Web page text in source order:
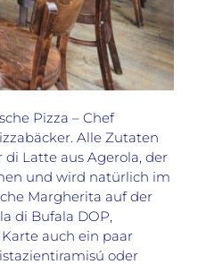
Pizza – Chef
Alle Zutaten
Latte aus Agerola, der
und wird natürlich im
Margherita auf der
di Bufala DOP,
auch ein paar
oder